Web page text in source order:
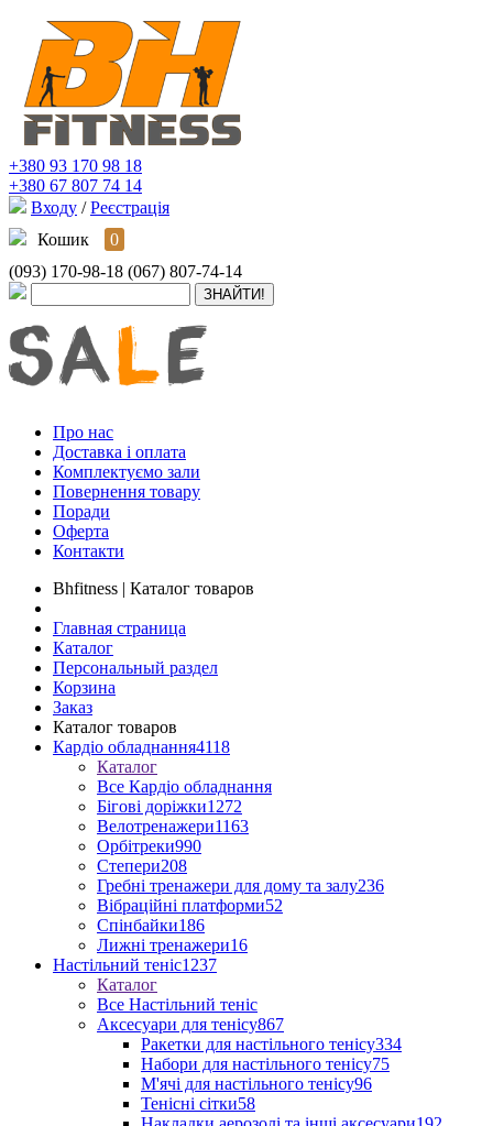
+380 93 170 98 18
+380 67 807 74 14
Входу / Реєстрація
Кошик
0
(093) 170-98-18 (067) 807-74-14
Про нас
Доставка і оплата
Комплектуємо зали
Повернення товару
Поради
Оферта
Контакти
Bhfitness | Каталог товаров
Главная страница
Каталог
Персональный раздел
Корзина
Заказ
Каталог товаров
Кардіо обладнання4118
Каталог
Все Кардіо обладнання
Бігові доріжки1272
Велотренажери1163
Орбітреки990
Степери208
Гребні тренажери для дому та залу236
Вібраційні платформи52
Спінбайки186
Лижні тренажери16
Настільний теніс1237
Каталог
Все Настільний теніс
Аксесуари для тенісу867
Ракетки для настільного тенісу334
Набори для настільного тенісу75
М'ячі для настільного тенісу96
Тенісні сітки58